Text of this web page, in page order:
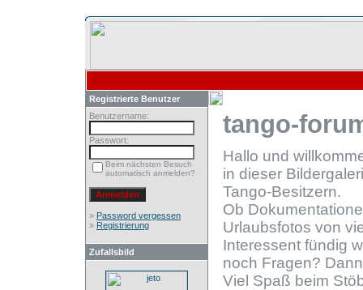
Registrierte Benutzer
Benutzername:
Passwort:
Beim nächsten Besuch
automatisch anmelden?
» Password vergessen
» Registrierung
Zufallsbild
tango-
Hallo und
in dieser
Tango-Besitzern.
Ob
Urlaubsfotos von
Interessent fündig
noch Fragen?
Viel Spaß beim